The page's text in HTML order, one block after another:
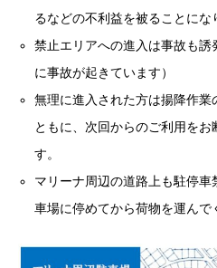
るなどの不利益を被ることにな
禁止エリアへの進入は事故も
に事故が起きています）
無理に進入された方は揚降作業
ともに、次回からのご利用を
す。
マリーナ周辺の道路上も駐停
車場に停めてから荷物を運んで